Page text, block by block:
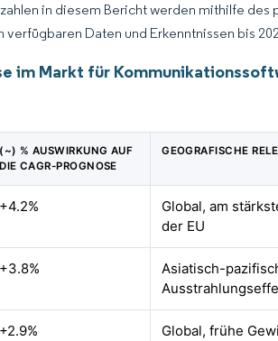
in diesem Bericht werden mithilfe
Daten und Erkenntnissen bis
im Markt für
(~) % AUSWIRKUNG AUF
DIE CAGR-PROGNOSE
GEOGRAFISCHE
+4.2%
Global, am
der EU
+3.8%
Asiatisch-
+2.9%
Global, frühe